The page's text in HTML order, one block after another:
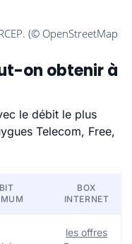
on obtenir à
le débit le plus
Telecom, Free,
BOX
INTERNET
les offres